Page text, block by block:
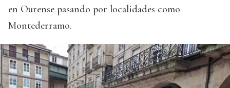
en Ourense pasando por localidades como
Montederramo.